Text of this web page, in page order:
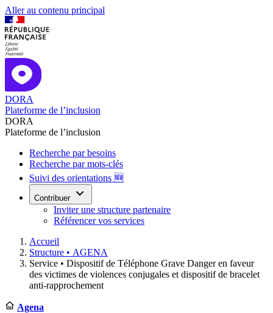
Aller au contenu principal
DORA
Plateforme de l’inclusion
DORA
Plateforme de l’inclusion
Recherche par besoins
Recherche par mots-clés
Suivi des orientations 🆕
Contribuer
Inviter une structure partenaire
Référencer vos services
Accueil
Structure • AGENA
Service • Dispositif de Téléphone Grave Danger en faveur
des victimes de violences conjugales et dispositif de bracelet
anti-rapprochement
Agena